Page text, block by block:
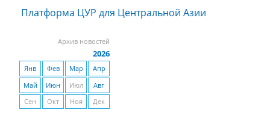
Платформа ЦУР для Центральной Азии
Архив новостей
2026
Янв Фев Мар
Апр
Май
Июн Июл
Авг
Сен
Окт Ноя Дек